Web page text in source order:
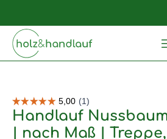
Handlauf
| nach Maß |